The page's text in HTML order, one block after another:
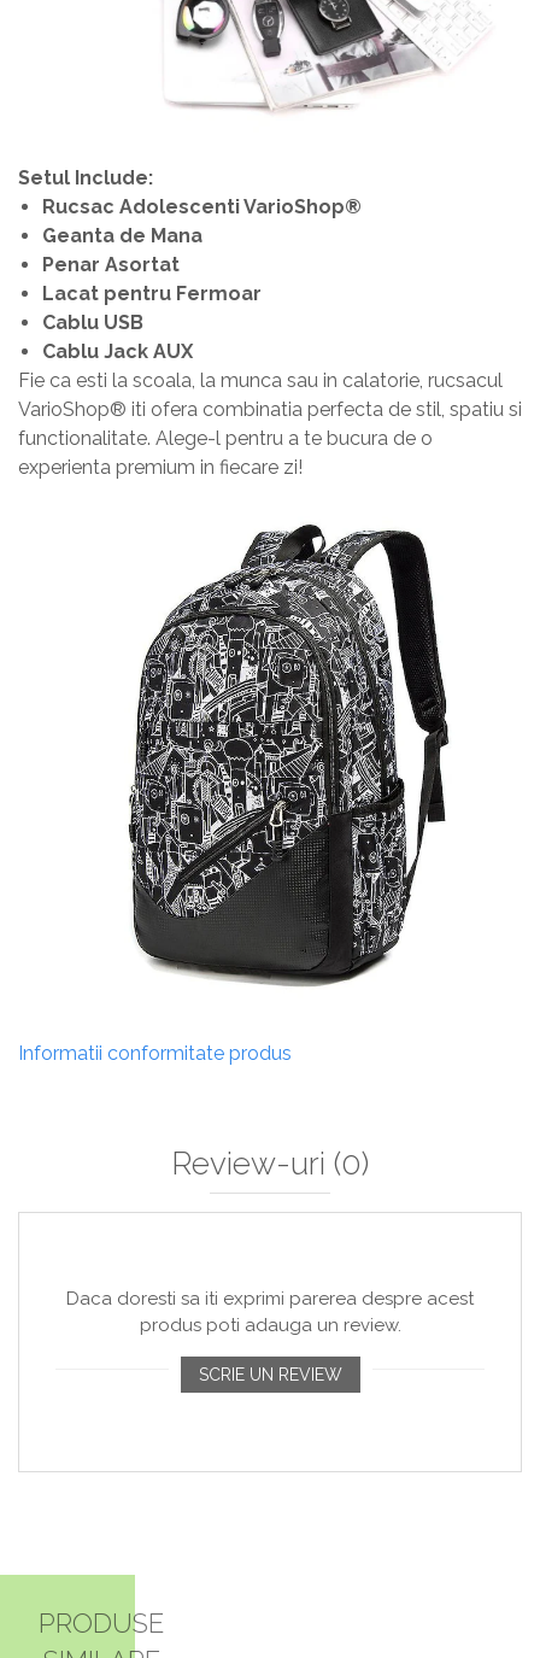
Setul Include:
Rucsac Adolescenti VarioShop®
Geanta de Mana
Penar Asortat
Lacat pentru Fermoar
Cablu USB
Cablu Jack AUX
Fie ca esti la scoala, la munca sau in calatorie, rucsacul
VarioShop® iti ofera combinatia perfecta de stil, spatiu si
functionalitate. Alege-l pentru a te bucura de o
experienta premium in fiecare zi!
Informatii conformitate produs
Review-uri (0)
Daca doresti sa iti exprimi parerea despre acest
produs poti adauga un review.
SCRIE UN REVIEW
PRODUSE